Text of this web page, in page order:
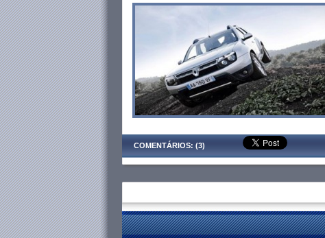
COMENTÁRIOS: (3)